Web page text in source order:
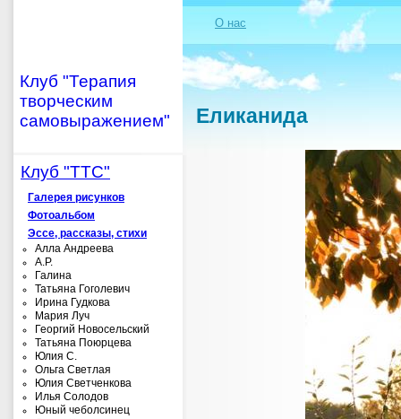
Клуб "Терапия
творческим
самовыражением"
Клуб "ТТС"
Галерея рисунков
Фотоальбом
Эссе, рассказы, стихи
Алла Андреева
А.Р.
Галина
Татьяна Гоголевич
Ирина Гудкова
Мария Луч
Георгий Новосельский
Татьяна Поюрцева
Юлия С.
Ольга Светлая
Юлия Светченкова
Илья Солодов
Юный чеболсинец
О нас
Еликанида